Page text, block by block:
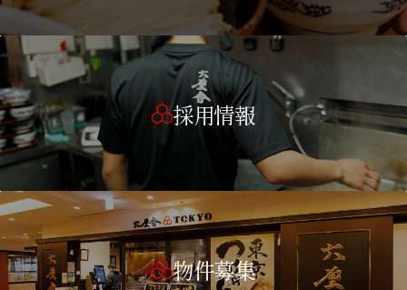
採用情報
物件募集